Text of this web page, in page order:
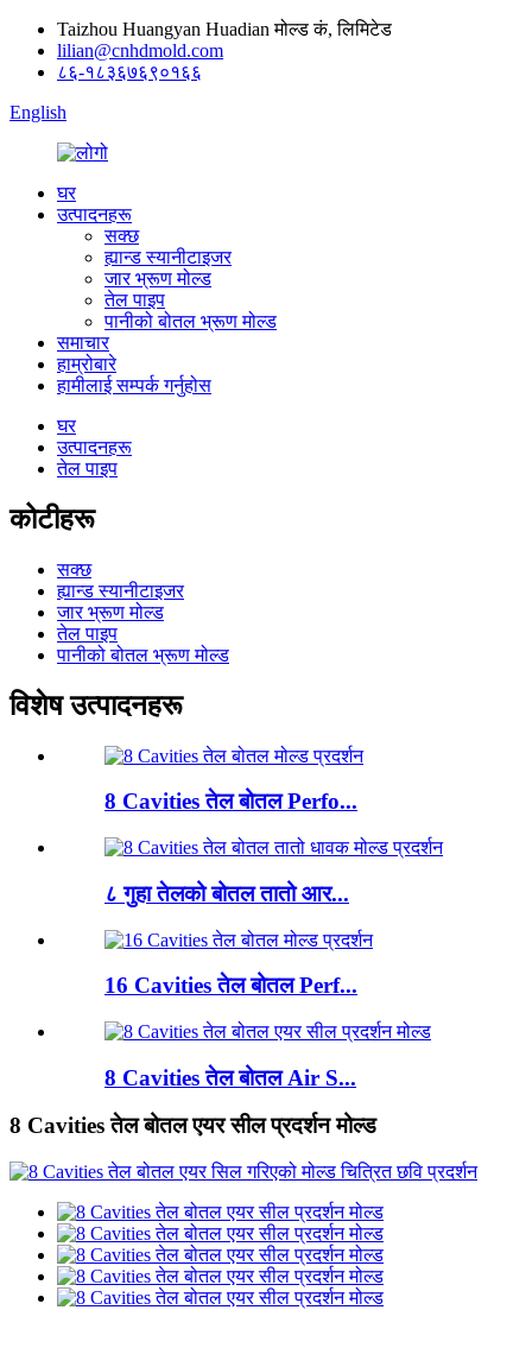
Taizhou Huangyan Huadian मोल्ड कं, लिमिटेड
lilian@cnhdmold.com
८६-१८३६७६९०१६६
English
घर
उत्पादनहरू
सक्छ
ह्यान्ड स्यानीटाइजर
जार भ्रूण मोल्ड
तेल पाइप
पानीको बोतल भ्रूण मोल्ड
समाचार
हाम्रोबारे
हामीलाई सम्पर्क गर्नुहोस
घर
उत्पादनहरू
तेल पाइप
कोटीहरू
सक्छ
ह्यान्ड स्यानीटाइजर
जार भ्रूण मोल्ड
तेल पाइप
पानीको बोतल भ्रूण मोल्ड
विशेष उत्पादनहरू
8 Cavities तेल बोतल Perfo...
८ गुहा तेलको बोतल तातो आर...
16 Cavities तेल बोतल Perf...
8 Cavities तेल बोतल Air S...
8 Cavities तेल बोतल एयर सील प्रदर्शन मोल्ड